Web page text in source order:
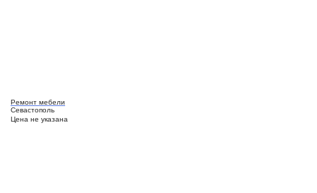
Ремонт мебели
Севастополь
Цена не указана